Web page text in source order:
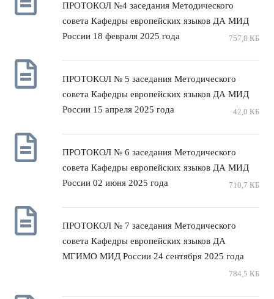
ПРОТОКОЛ №4 заседания Методического
совета Кафедры европейских языков ДА МИД
России 18 февраля 2025 года
757,8 КБ
ПРОТОКОЛ № 5 заседания Методического
совета Кафедры европейских языков ДА МИД
России 15 апреля 2025 года
42,0 КБ
ПРОТОКОЛ № 6 заседания Методического
совета Кафедры европейских языков ДА МИД
России 02 июня 2025 года
710,7 КБ
ПРОТОКОЛ № 7 заседания Методического
совета Кафедры европейских языков ДА
МГИМО МИД России 24 сентября 2025 года
784,5 КБ